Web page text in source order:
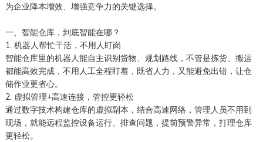
为企业降本增效、增强竞争力的关键选择。
一、智能仓库，到底智能在哪？
1. 机器人帮忙干活，不用人盯岗
智能仓库里的机器人能自主识别货物、规划路线，不管是拣货、搬运
都能高效完成，不用人工全程盯着，既省人力，又能避免出错，让仓
储作业更省心。
2. 虚拟管理+高速连接，管控更轻松
通过数字技术构建仓库的虚拟副本，结合高速网络，管理人员不用到
现场，就能远程监控设备运行、排查问题，提前预警异常，打理仓库
更轻松。